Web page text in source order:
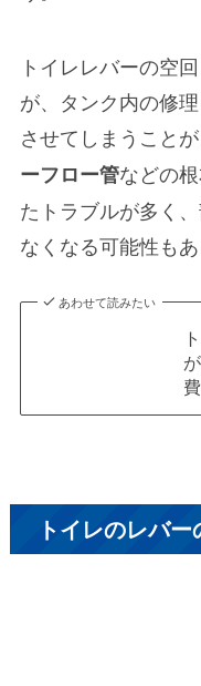
トイレレバーの空
が、タンク内の修
させてしまう こと
ーフロー管などの
たトラブルが多く
なくなる可能性も
あわせて読みたい
トイレのレバ